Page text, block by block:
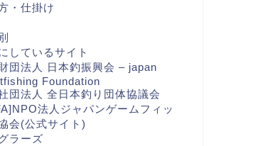
・仕掛け
しているサイト
団法人 日本釣振興会 – japan
Foundation
団法人 全日本釣り団体協議会
法人ジャパンゲームフィッ
会(公式サイト)
ラーズ